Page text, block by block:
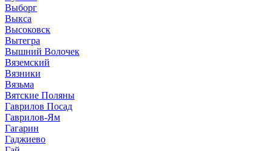
Выборг
Выкса
Высоковск
Вытегра
Вышний Волочек
Вяземский
Вязники
Вязьма
Вятские Поляны
Гаврилов Посад
Гаврилов-Ям
Гагарин
Гаджиево